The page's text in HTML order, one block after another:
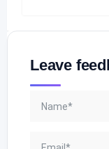
Leave